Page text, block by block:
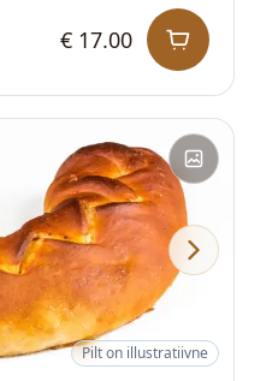
€ 17.00
Pilt on illustratiivne